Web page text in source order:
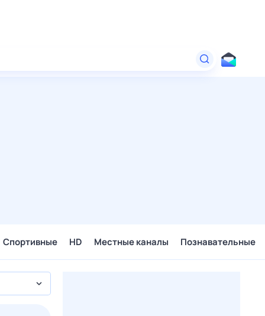
Спортивные HD Местные каналы Познавательные